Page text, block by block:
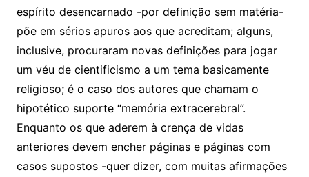
espírito desencarnado -por definição sem matéria-
põe em sérios apuros aos que acreditam; alguns,
inclusive, procuraram novas definições para jogar
um véu de cientificismo a um tema basicamente
religioso; é o caso dos autores que chamam o
hipotético suporte “memória extracerebral”.
Enquanto os que aderem à crença de vidas
anteriores devem encher páginas e páginas com
casos supostos -quer dizer, com muitas afirmações